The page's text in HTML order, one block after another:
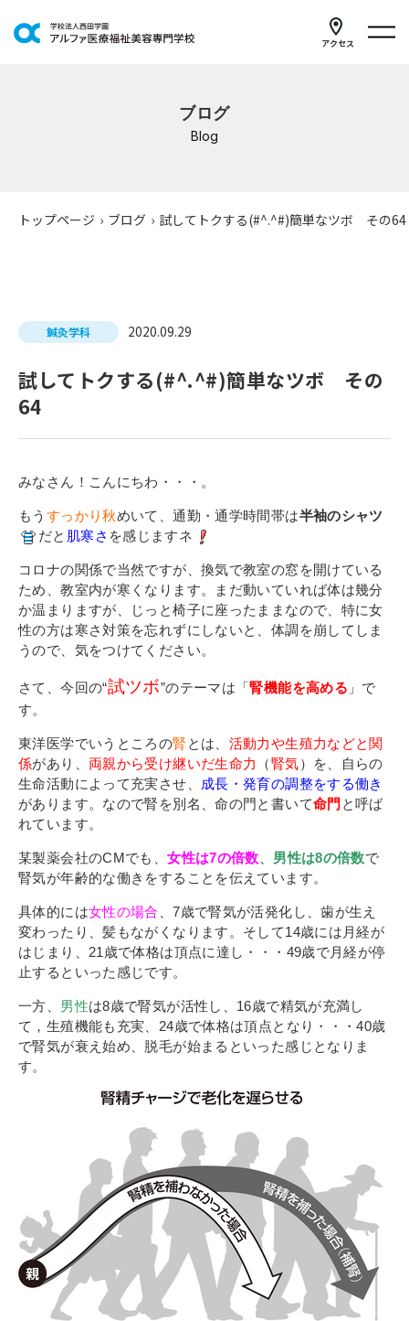
アクセス
研修・講座
公共職業訓練
在校生の皆さまへ
卒業生の皆さまへ
新着情報
ブログ
お問い合わせ
インターネット出願
教職員採用情報
その他
個人情報の取り扱いについて
1号館総合受付：〒194-0022 東京都町田市森野1-7-8
TEL：042-729-1026 (平日8時30分〜17時30分)
ブログ
Blog
トップページ › ブログ › 試してトクする(#^.^#)簡単なツボ その64
鍼灸学科 2020.09.29
試してトクする(#^.^#)簡単なツボ その
64
みなさん！こんにちわ・・・。
もう すっかり秋めいて、通勤・通学時間帯は半袖のシャツ
だと 肌寒さ を感じますネ
コロナの関係で当然ですが、換気で教室の窓を開けている
ため、教室内が寒くなります。まだ動いていれば体は幾分
か温まりますが、じっと椅子に座ったままなので、特に女
性の方は寒さ対策を忘れずにしないと、体調を崩してしま
うので、気をつけてください。
さて、今回の“試ツボ”のテーマは「腎機能を高める 」で
す。
東洋医学でいうところの腎 とは、 活動力や生殖力などと関
係があり、 両親から受け継いだ生命力 （腎気）を、自らの
生命活動によって充実させ、 成長・発育の調整をする働き
があります。なので腎を別名、命の門と書いて命門 と呼ば
れています。
某製薬会社のCMでも、女性は7の倍数 男性は8の倍数で
腎気が年齢的な働きをすることを伝えています。
具体的には女性の場合
、7歳で腎気が活発化し、歯が生え
変わったり、髪もながくなります。そして14歳には月経が
はじまり、21歳で体格は頂点に達し・・・49歳で月経が停
止するといった感じです。
一方、 男性は8歳で腎気が活性し、16歳で精気が充満し
て，生殖機能も充実、24歳で体格は頂点となり・・・40歳
で腎気が衰え始め、脱毛が始まるといった感じとなりま
す。